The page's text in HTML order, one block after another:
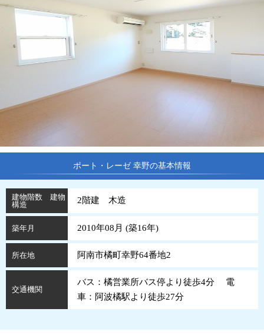
ポート・レーゼ 幸野の基本情報
建物階数 建物
構造
2階建 木造
築年月 2010年08月 (築16年)
所在地 阿南市橘町幸野64番地2
交通機関
バス：橘営業所バス停より徒歩4分 電
車：阿波橘駅より徒歩27分